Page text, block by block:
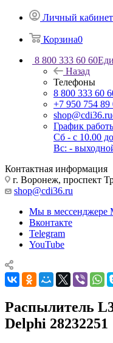
Личный кабинет
Корзина0
8 800 333 60 60
Назад
Телефоны
8 800 333 60
+7 950 754 89
shop@cdi36.ru
График
Сб - с 10.00
Вс: -
Контактная информация
г. Воронеж, проспект
shop@cdi36.ru
Мы в мессенджере
Вконтакте
Telegram
YouTube
Распылитель
Delphi 28232251